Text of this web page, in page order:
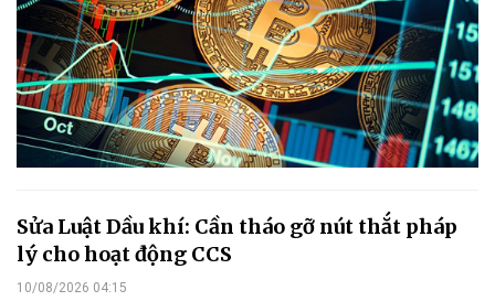
Sửa Luật Dầu khí: Cần tháo gỡ nút thắt pháp
lý cho hoạt động CCS
10/08/2026 04:15